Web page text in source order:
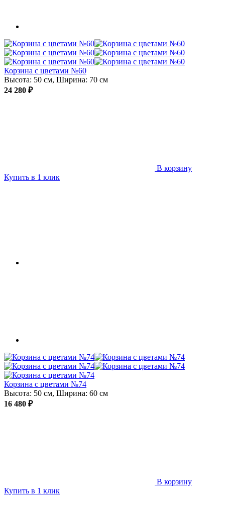
Корзина с цветами №60
Высота: 50 см, Ширина: 70 см
24 280 ₽
В корзину
Купить в 1 клик
Корзина с цветами №74
Высота: 50 см, Ширина: 60 см
16 480 ₽
В корзину
Купить в 1 клик